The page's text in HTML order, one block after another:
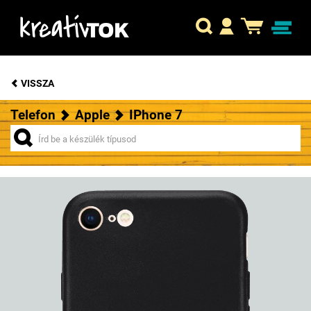
VISSZA
Telefon Apple IPhone 7